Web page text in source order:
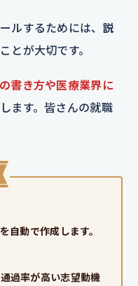
ルするためには、 説
ことが大切です。
書き方や医療業界に
します。皆さんの就職
自動で作成します。
過率が高い志望動機